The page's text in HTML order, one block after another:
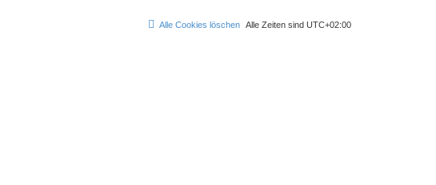
Alle Zeiten sind UTC+02:00
Alle Cookies löschen